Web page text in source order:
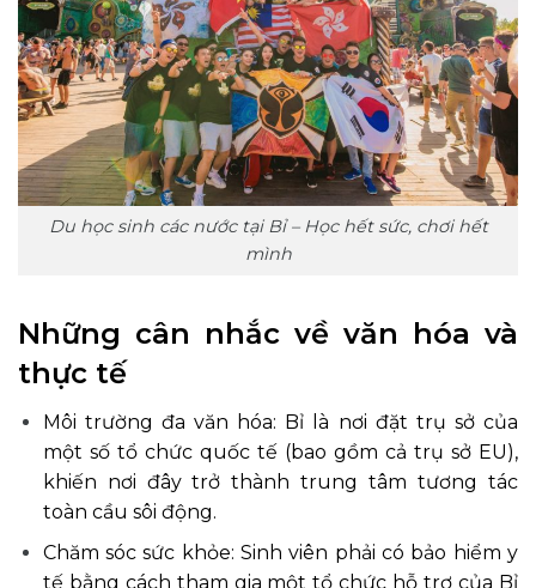
Du học sinh các nước tại Bỉ – Học hết sức, chơi hết
mình
Những cân nhắc về văn hóa và
thực tế
Môi trường đa văn hóa: Bỉ là nơi đặt trụ sở của
một số tổ chức quốc tế (bao gồm cả trụ sở EU),
khiến nơi đây trở thành trung tâm tương tác
toàn cầu sôi động.
Chăm sóc sức khỏe: Sinh viên phải có bảo hiểm y
tế bằng cách tham gia một tổ chức hỗ trợ của Bỉ